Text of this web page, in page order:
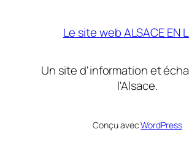
Le site web ALSACE EN
Un site d'information et
l'Alsace.
Conçu avecWordPress